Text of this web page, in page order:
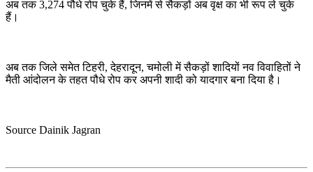
अब तक 3,274 पौधे रोप चुके हैं, जिनमें से सैकड़ों अब वृक्ष का भी रूप ले चुके
हैं।
अब तक जिले समेत टिहरी, देहरादून, चमोली में सैकड़ों शादियों नव विवाहितों ने
मैती आंदोलन के तहत पौधे रोप कर अपनी शादी को यादगार बना दिया है।
Source Dainik Jagran